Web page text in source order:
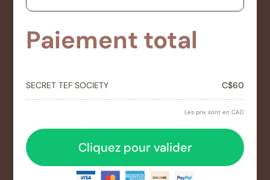
Paiement total
SECRET TEF SOCIETY C$60
Les prix sont en CAD
Cliquez pour valider